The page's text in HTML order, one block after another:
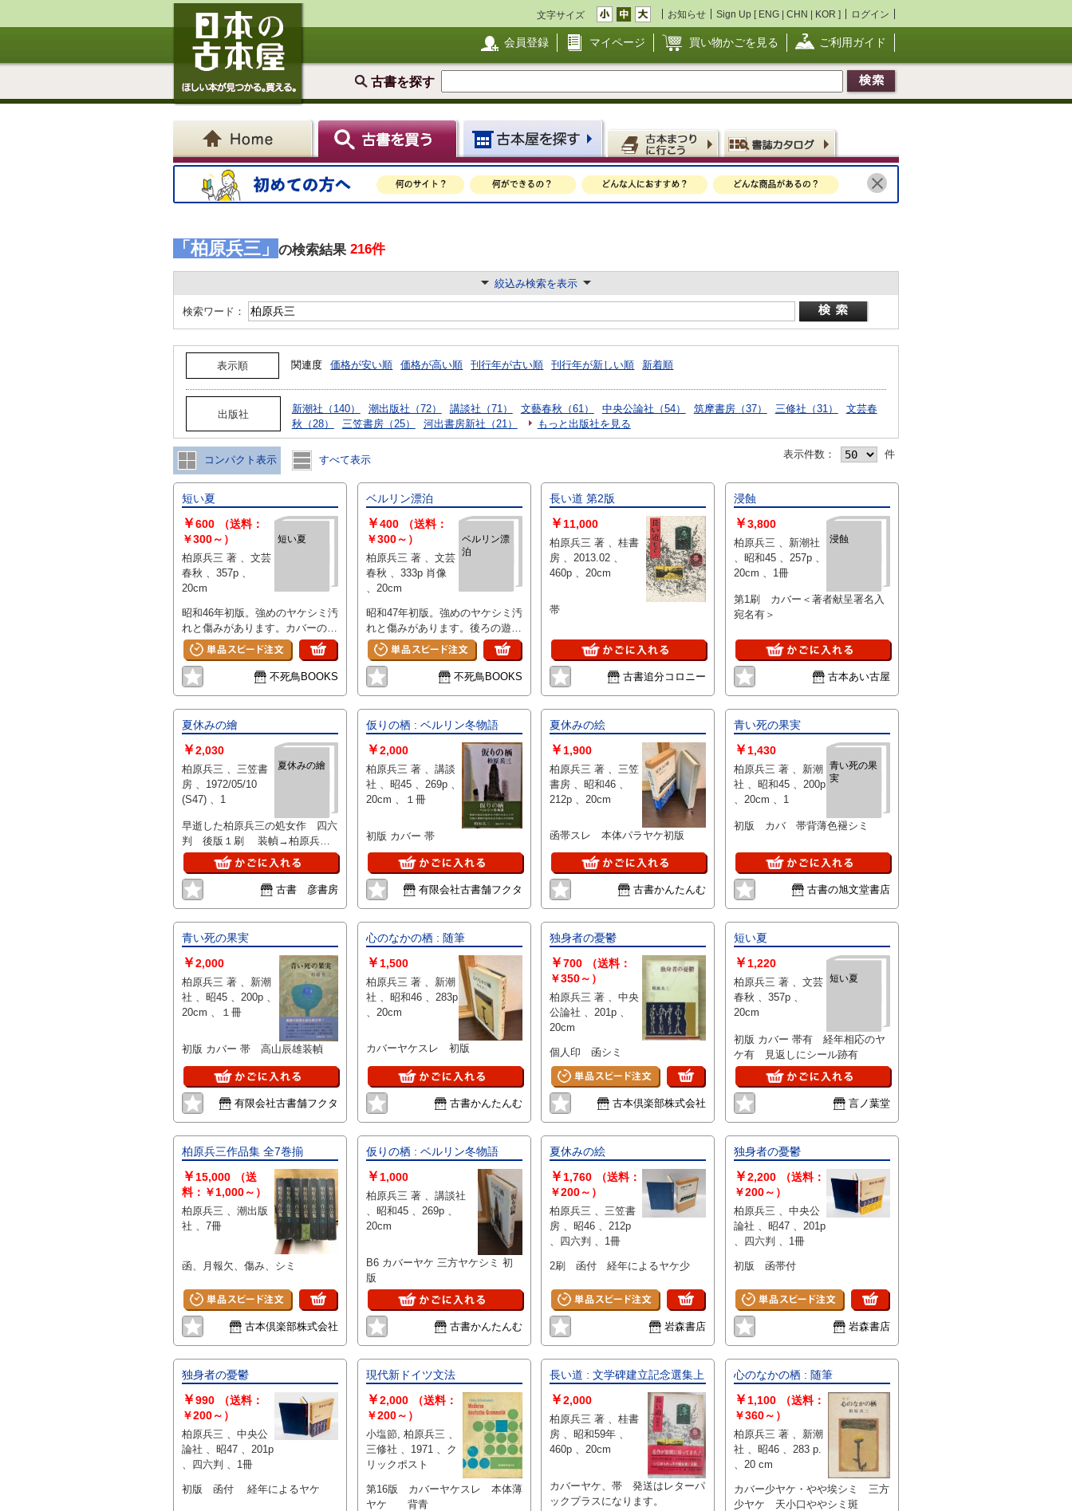
文字サイズ お知らせ Sign Up [ ENG | CHN | KOR ] ログイン
会員登録 マイページ 買い物かごを見る ご利用ガイド
古書を探す
「柏原兵三」 の検索結果 216件
絞込み検索を表示
検索ワード：
表示順 関連度 価格が安い順 価格が高い順 刊行年が古い順 刊行年が新しい順 新着順
出版社 新潮社（140） 潮出版社（72） 講談社（71） 文藝春秋（61） 中央公論社（54） 筑摩書房（37） 三修社（31）
文芸春
秋（28）
三笠書房（25） 河出書房新社（21） もっと出版社を見る
コンパクト表示 すべて表示 表示件数： 件
短い夏
短い夏
￥600
（送料：
￥300～）
柏原兵三 著 、文芸
春秋 、357p 、
20cm
昭和46年初版。強めのヤケシミ汚
れと傷みがあります。カバーの縁
に破れと貼り付け、書き込みがあ
ります。
不死鳥BOOKS
ベルリン漂泊
ベルリン漂
泊
￥400
（送料：
￥300～）
柏原兵三 著 、文芸
春秋 、333p 肖像
、20cm
昭和47年初版。強めのヤケシミ汚
れと傷みがあります。後ろの遊び
紙に剥がし跡があります。
不死鳥BOOKS
長い道 第2版
￥ 11,000
柏原兵三 著 、桂書
房 、2013.02 、
460p 、20cm
帯
古書追分コロニー
浸蝕
浸蝕
￥3,800
柏原兵三 、新潮社
、昭和45 、257p 、
20cm 、1冊
第1刷 カバー＜著者献呈署名入
宛名有＞
古本あい古屋
夏休みの繪
夏休みの繪
￥2,030
柏原兵三 、三笠書
房 、1972/05/10
(S47) 、1
早逝した柏原兵三の処女作 四六
判 後版１刷 装幀→柏原兵
三 212頁 カバー
古書 彦書房
仮りの栖 : ベルリン冬物語
￥2,000
柏原兵三 著 、講談
社 、昭45 、269p 、
20cm 、１冊
初版 カバー 帯
有限会社古書舗フクタ
夏休みの絵
￥ 1,900
柏原兵三 著 、三笠
書房 、昭和46 、
212p 、20cm
函帯スレ 本体パラヤケ初版
古書かんたんむ
青い死の果実
青い死の果
実
￥ 1,430
柏原兵三 著 、新潮
社 、昭和45 、200p
、20cm 、1
初版 カバ 帯背薄色褪シミ
古書の旭文堂書店
青い死の果実
￥2,000
柏原兵三 著 、新潮
社 、昭45 、200p 、
20cm 、１冊
初版 カバー 帯 高山辰雄装幀
有限会社古書舗フクタ
心のなかの栖 : 随筆
￥ 1,500
柏原兵三 著 、新潮
社 、昭和46 、283p
、20cm
カバーヤケスレ 初版
古書かんたんむ
独身者の憂鬱
￥700
（送料：
￥350～）
柏原兵三 著 、中央
公論社 、201p 、
20cm
個人印 函シミ
古本倶楽部株式会社
短い夏
短い夏
￥ 1,220
柏原兵三 著 、文芸
春秋 、357p 、
20cm
初版 カバー 帯有 経年相応のヤ
ケ有 見返しにシール跡有
言ノ葉堂
柏原兵三作品集 全7巻揃
￥ 15,000
（送
料：￥1,000～）
柏原兵三 、潮出版
社 、7冊
函、月報欠、傷み、シミ
古本倶楽部株式会社
仮りの栖 : ベルリン冬物語
￥ 1,000
柏原兵三 著 、講談社
、昭和45 、269p 、
20cm
B6 カバーヤケ 三方ヤケシミ 初
版
古書かんたんむ
夏休みの絵
￥ 1,760
（送料：
￥200～）
柏原兵三 、三笠書
房 、昭46 、212p
、四六判 、1冊
2刷 函付 経年によるヤケ少
岩森書店
独身者の憂鬱
￥2,200
（送料：
￥200～）
柏原兵三 、中央公
論社 、昭47 、201p
、四六判 、1冊
初版 函帯付
岩森書店
独身者の憂鬱
￥990
（送料：
￥200～）
柏原兵三 、中央公
論社 、昭47 、201p
、四六判 、1冊
初版 函付 経年によるヤケ
現代新ドイツ文法
￥2,000
（送料：
￥200～）
小塩節, 柏原兵三 、
三修社 、1971 、ク
リックポスト
第16版 カバーヤケスレ 本体薄
ヤケ 背青
長い道 : 文学碑建立記念選集上
￥2,000
柏原兵三 著 、桂書
房 、昭和59年 、
460p 、20cm
カバーヤケ、帯 発送はレターパ
ックプラスになります。
心のなかの栖 : 随筆
￥ 1,100
（送料：
￥360～）
柏原兵三 著 、新潮
社 、昭46 、283 p.
、20 cm
カバー少ヤケ・やや埃シミ 三方
少ヤケ 天小口ややシミ斑